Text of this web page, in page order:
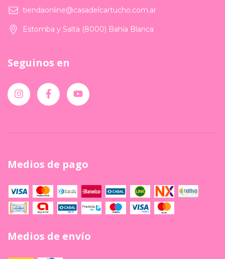
tiendaonline@casadelcartucho.com.ar
Estomba y Salta (8000) Bahía Blanca
Seguinos en
Medios de pago
Medios de envío